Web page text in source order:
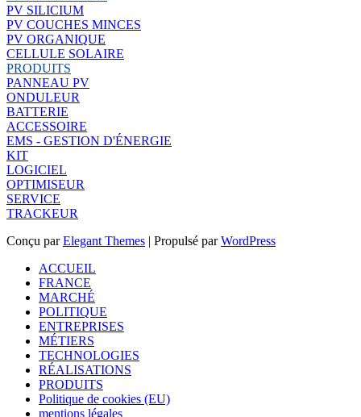
PV SILICIUM
PV COUCHES MINCES
PV ORGANIQUE
CELLULE SOLAIRE
PRODUITS
PANNEAU PV
ONDULEUR
BATTERIE
ACCESSOIRE
EMS - GESTION D'ÉNERGIE
KIT
LOGICIEL
OPTIMISEUR
SERVICE
TRACKEUR
Conçu parElegant Themes | Propulsé parWordPress
ACCUEIL
FRANCE
MARCHÉ
POLITIQUE
ENTREPRISES
MÉTIERS
TECHNOLOGIES
RÉALISATIONS
PRODUITS
Politique de cookies (EU)
mentions légales